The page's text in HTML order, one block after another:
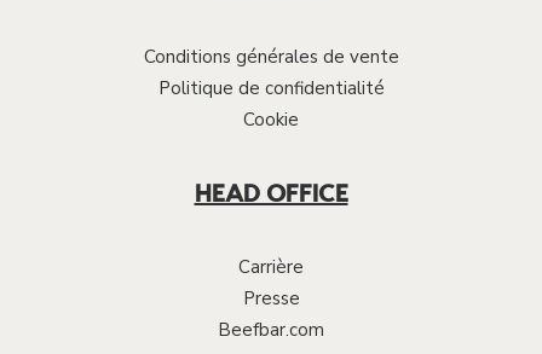
Conditions générales de vente
Politique de confidentialité
Cookie
HEAD OFFICE
Carrière
Presse
Beefbar.com